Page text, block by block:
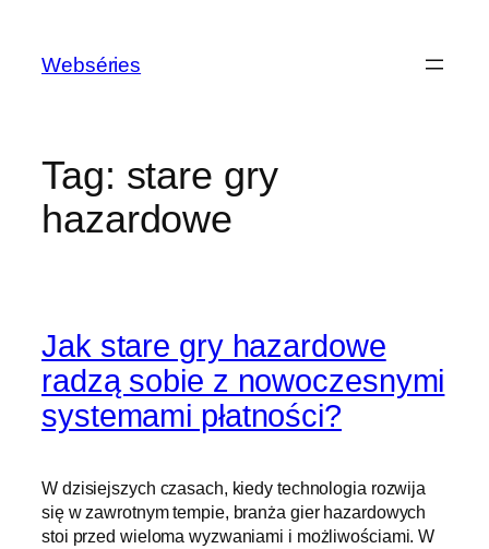
Webséries
Tag: stare gry
hazardowe
Jak stare gry hazardowe
radzą sobie z nowoczesnymi
systemami płatności?
W dzisiejszych czasach, kiedy technologia rozwija
się w zawrotnym tempie, branża gier hazardowych
stoi przed wieloma wyzwaniami i możliwościami. W